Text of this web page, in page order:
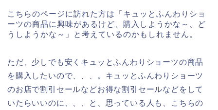
こちらのページに訪れた方は「キュッとふんわりショ
ーツの商品に興味があるけど、購入しようかな～、ど
うしようかな～」と考えているのかもしれません。
ただ、少しでも安くキュッとふんわりショーツの商品
を購入したいので、、、。キュッとふんわりショーツ
のお店で割引セールなどお得な割引セールなどをして
いたらいいのに、、、と、思っている人も、こちらの